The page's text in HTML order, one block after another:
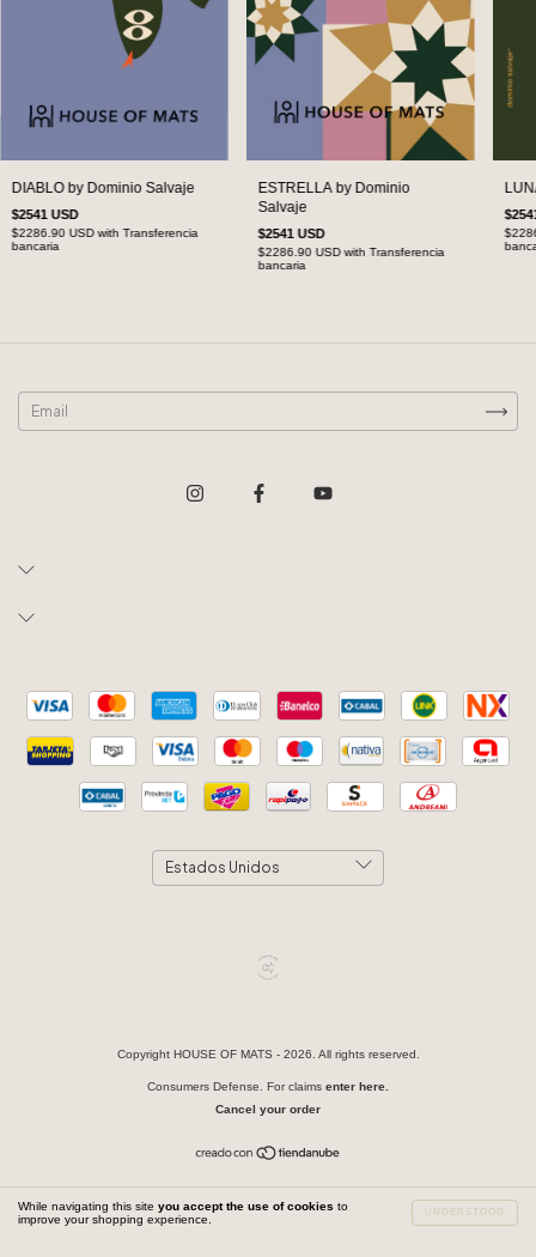
While navigating this site you accept the use of cookies to
improve your shopping experience.
UNDERSTOOD
DIABLO by Dominio Salvaje
$2541 USD
$2286.90 USDwith Transferencia
bancaria
ESTRELLA by Dominio
Salvaje
$2541 USD
$2286.90 USDwith Transferencia
bancaria
Copyright HOUSE OF MATS - 2026. All rights reserved.
Consumers Defense. For claims enter here.
Cancel your order